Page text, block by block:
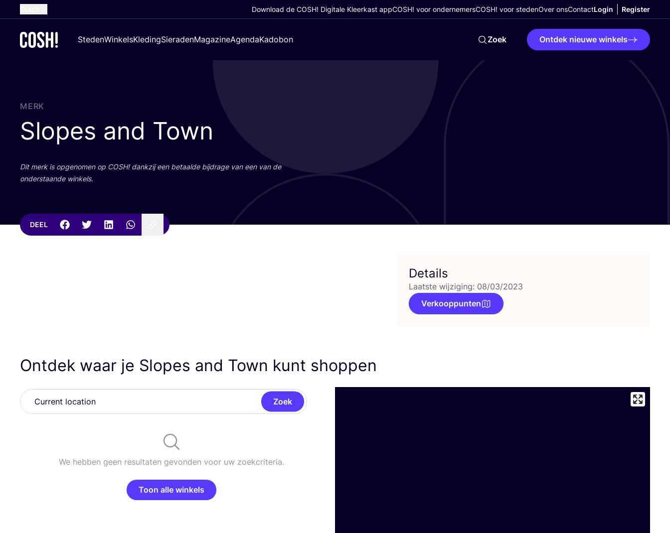
French
Croatian
Download de COSH! Digitale Kleerkast appCOSH! voor ondernemersCOSH! voor stedenOver onsContactLogin Register
StedenWinkelsKledingSieradenMagazineAgendaKadobon Zoek Ontdek nieuwe winkels
MERK
Slopes and Town
Dit merk is opge­no­men op COSH! dank­zij een betaal­de bij­dra­ge van een van de
onder­staan­de winkels.
DEEL
Details
Laatste wijziging: 08/03/2023
Verkooppunten
Ontdek waar je Slopes and Town kunt shoppen
Zoek
We hebben geen resultaten gevonden voor uw zoekcriteria.
Toon alle winkels